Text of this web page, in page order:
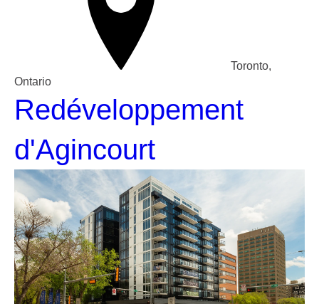
Toronto,
Ontario
Redéveloppement
d'Agincourt